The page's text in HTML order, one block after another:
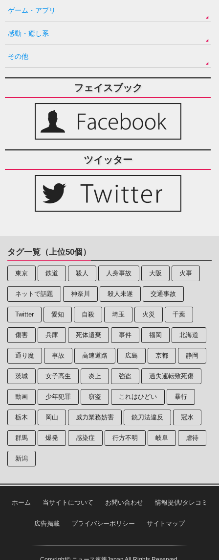
ゲーム・アプリ
感動・癒し系
その他
フェイスブック
ツイッター
タグ一覧（上位50個）
東京 鉄道 殺人 人身事故 大阪 火事
ネットで話題 神奈川 殺人未遂 交通事故
Twitter 愛知 自殺 埼玉 火災 千葉
傷害 兵庫 死体遺棄 事件 福岡 北海道
通り魔 事故 高速道路 広島 京都 静岡
茨城 女子高生 炎上 強盗 過失運転致死傷
動画 少年犯罪 窃盗 これはひどい 暴行
栃木 岡山 威力業務妨害 銃刀法違反 冠水
群馬 爆発 感染症 行方不明 岐阜 虐待
新潟
ホーム 当サイトについて お問い合わせ 情報提供/タレコミ
広告掲載 プライバシーポリシー サイトマップ